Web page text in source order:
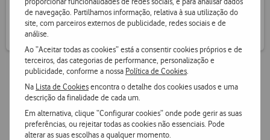
de navegação. Partilhamos informação, relativa à sua utilização do
site, com parceiros externos de publicidade, redes sociais e de
análise.
Ao “Aceitar todas as cookies” está a consentir cookies próprios e de
terceiros, das categorias de performance, personalização e
publicidade, conforme a nossa Política de Cookies
Na Lista de Cookiesencontra o detalhe dos cookies usados e uma
descrição da finalidade de cada um.
Em alternativa, clique “Configurar cookies” onde pode gerir as suas
preferências, ou rejeitar todas as cookies não essenciais. Pode
alterar as suas escolhas a qualquer momento.